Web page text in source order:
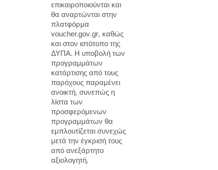
επικαιροποιούνται και
θα αναρτώνται στην
πλατφόρμα
voucher.gov.gr, καθώς
και στον ιστότοπο της
ΔΥΠΑ. H υποβολή των
προγραμμάτων
κατάρτισης από τους
παρόχους παραμένει
ανοικτή, συνεπώς η
λίστα των
προσφερόμενων
προγραμμάτων θα
εμπλουτίζεται συνεχώς
μετά την έγκρισή τους
από ανεξάρτητο
αξιολογητή.